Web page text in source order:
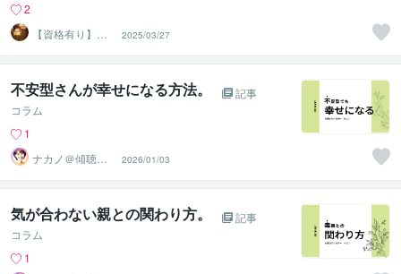
2
【資格有り】心
理カウンセラーY
uka
2025/03/27
不安型さんが幸せになる方法。
記事
コラム
1
ナカノ＠傾聴と
的確さで出口に
導く脳のプロ
2026/01/03
気が合わない親との関わり方。
記事
コラム
1